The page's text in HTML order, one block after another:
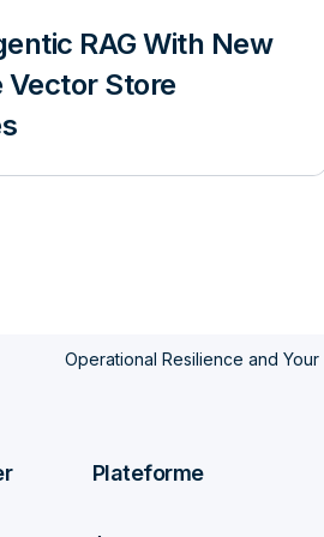
RAG With New
Vector Store
Operational Resilience and
Plateforme